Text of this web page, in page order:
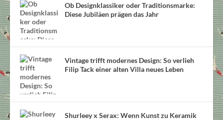
Ob Designklassiker oder Traditionsmarke:
Diese Jubiläen prägen das Jahr
Vintage trifft modernes Design: So verlieh
Filip Tack einer alten Villa neues Leben
Shurleey x Serax: Wenn Kunst zu Keramik